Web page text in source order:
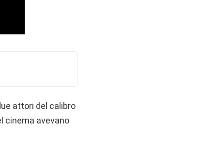
attori del calibro
cinema avevano